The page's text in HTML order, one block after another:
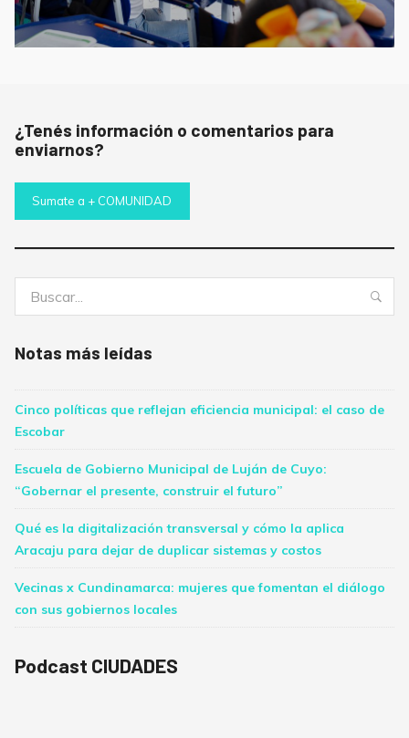
¿Tenés información o comentarios para
enviarnos?
Sumate a + COMUNIDAD
Notas más leídas
Cinco políticas que reflejan eficiencia municipal: el caso de
Escobar
Escuela de Gobierno Municipal de Luján de Cuyo:
“Gobernar el presente, construir el futuro”
Qué es la digitalización transversal y cómo la aplica
Aracaju para dejar de duplicar sistemas y costos
Vecinas x Cundinamarca: mujeres que fomentan el diálogo
con sus gobiernos locales
Podcast CIUDADES